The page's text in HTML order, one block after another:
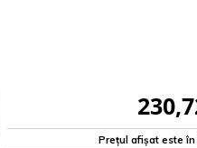
Prețul afișat este în